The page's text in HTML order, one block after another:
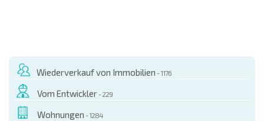
Wiederverkauf von Immobilien - 1176
Vom Entwickler - 229
Wohnungen - 1284